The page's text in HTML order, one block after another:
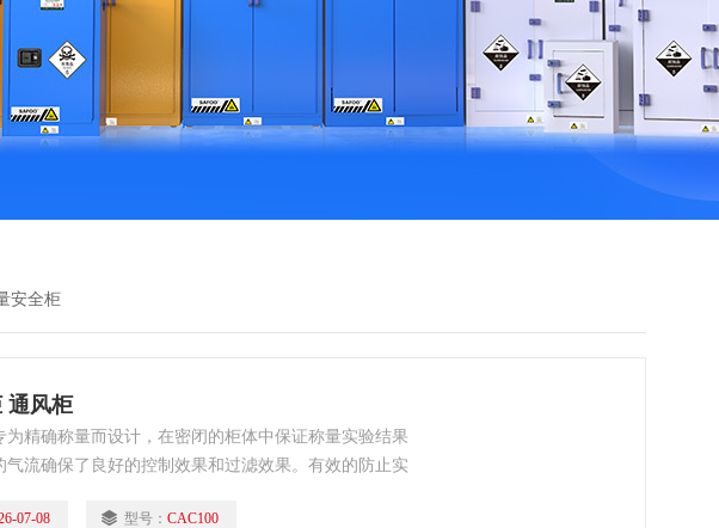
安全柜
通风柜
为精确称量而设计，在密闭的柜体中保证称量实验结果
气流确保了良好的控制效果和过滤效果。有效的防止实
07-08 型号： CAC100